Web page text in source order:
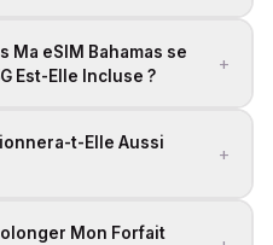
Ma eSIM Bahamas se
Est-Elle Incluse ?
+
t-Elle Aussi
+
Mon Forfait